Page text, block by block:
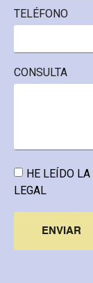
TELÉFONO
CONSULTA
HE LEÍDO LA
LEGAL
ENVIAR